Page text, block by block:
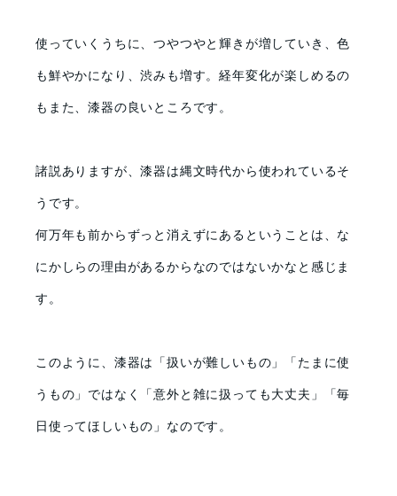
使っていくうちに、つやつやと輝きが増していき、色
も鮮やかになり、渋みも増す。経年変化が楽しめるの
もまた、漆器の良いところです。
諸説ありますが、漆器は縄文時代から使われているそ
うです。
何万年も前からずっと消えずにあるということは、な
にかしらの理由があるからなのではないかなと感じま
す。
このように、漆器は「扱いが難しいもの」「たまに使
うもの」ではなく「意外と雑に扱っても大丈夫」「毎
日使ってほしいもの」なのです。